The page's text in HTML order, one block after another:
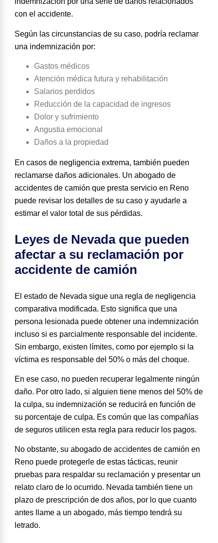
con el accidente.
Según las circunstancias de su caso, podría reclamar
una indemnización por:
Gastos médicos
Atención médica futura y rehabilitación
Salarios perdidos
Reducción de la capacidad de ingresos
Dolor y sufrimiento
Angustia emocional
Daños a la propiedad
En casos de negligencia extrema, también pueden
reclamarse daños adicionales. Un abogado de
accidentes de camión que presta servicio en Reno
puede revisar los detalles de su caso y ayudarle a
estimar el valor total de sus pérdidas.
Leyes de Nevada que pueden
afectar a su reclamación por
accidente de camión
El estado de Nevada sigue una regla de negligencia
comparativa modificada. Esto significa que una
persona lesionada puede obtener una indemnización
incluso si es parcialmente responsable del incidente.
Sin embargo, existen límites, como por ejemplo si la
víctima es responsable del 50% o más del choque.
En ese caso, no pueden recuperar legalmente ningún
daño. Por otro lado, si alguien tiene menos del 50% de
la culpa, su indemnización se reducirá en función de
su porcentaje de culpa. Es común que las compañías
de seguros utilicen esta regla para reducir los pagos.
No obstante, su abogado de accidentes de camión en
Reno puede protegerle de estas tácticas, reunir
pruebas para respaldar su reclamación y presentar un
relato claro de lo ocurrido. Nevada también tiene un
plazo de prescripción de dos años, por lo que cuanto
antes llame a un abogado, más tiempo tendrá su
letrado.